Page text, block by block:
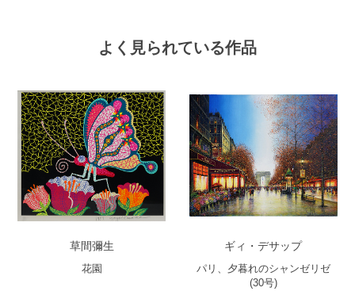
よく見られている作品
草間彌生
花園
ギィ・デサップ
パリ、夕暮れのシャンゼリゼ
(30号)